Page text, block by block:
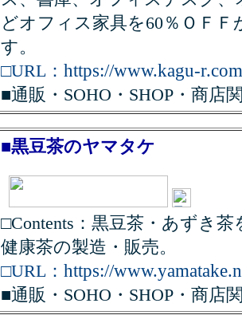
どオフィス家具を60％ＯＦ
す。
□URL： https://www.kagu-
■通販・SOHO・SHOP・商店
■黒豆茶のヤマタケ
□Contents：黒豆茶・あずき
健康茶の製造・販売。
□URL： https://
■通販・SOHO・SHOP・商店